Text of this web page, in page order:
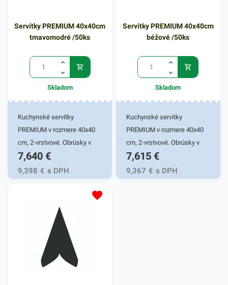
vrecká sú zložené z bio
materiálu PAP - 100%
papierových ekologických
vlákien, vďaka čomu
predstavujú skvelé riešenie v
boji proti plastom. Balenie
obsahuje 500 kusov eco
vreciek s károvaným
motívom s rozmermi
14x19cm.
Servítky PREMIUM 40x40cm
tmavomodré /50ks
Skladom
Kuchynské servítky
PREMIUM v rozmere 40x40
cm, 2-vrstvové. Obrúsky v
tmavomodrej farbe v balení
50ks. Používajú sa v
reštauráciách, v
Dvojvrstvové prevedenie
kvalitného papiera poskytne
kvalitnú službu užívateľovi a
dodá eleganciu pri
servírovaní jedál. Farba:
tmavomodrá
7,640 €
9,398 € s DPH
Servítky PREMIUM 40x40cm
béžové /50ks
Skladom
Kuchynské servítky
PREMIUM v rozmere 40x40
cm, 2-vrstvové. Obrúsky v
béžovej farbe v balení 50ks.
Používajú sa v reštauráciách,
v domácnostiach a pod.
7,615 €
9,367 € s DPH